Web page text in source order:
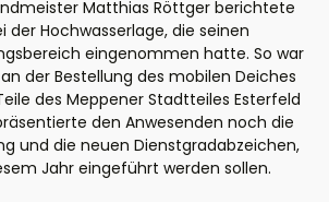
Matthias Röttger berichtete
der Hochwasserlage, die seinen
eingenommen hatte. So war
der Bestellung des mobilen Deiches
des Meppener Stadtteiles Esterfeld
den Anwesenden noch die
und die neuen Dienstgradabzeichen,
Jahr eingeführt werden sollen.